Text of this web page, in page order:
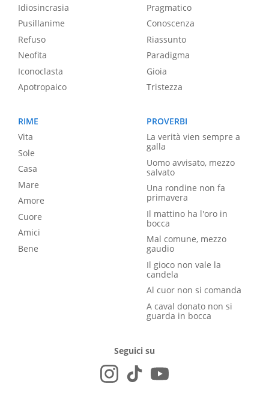
Idiosincrasia
Pusillanime
Refuso
Neofita
Iconoclasta
Apotropaico
Pragmatico
Conoscenza
Riassunto
Paradigma
Gioia
Tristezza
RIME
Vita
Sole
Casa
Mare
Amore
Cuore
Amici
Bene
PROVERBI
La verità vien sempre a
galla
Uomo avvisato, mezzo
salvato
Una rondine non fa
primavera
Il mattino ha l'oro in
bocca
Mal comune, mezzo
gaudio
Il gioco non vale la
candela
Al cuor non si comanda
A caval donato non si
guarda in bocca
Seguici su